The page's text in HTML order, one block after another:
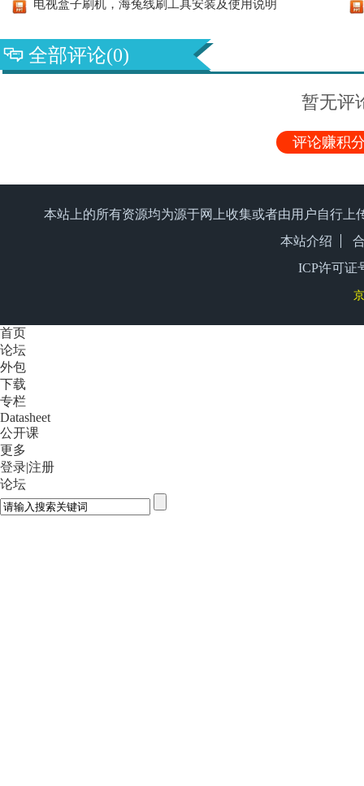
电视盒子刷机，海兔线刷工具安装及使用说明
全部评论(0)
暂无评
评论赚积
本站上的所有资源均为源于网上收集或者由用户自行
本站介绍
ICP许可证
首页
论坛
外包
下载
专栏
Datasheet
公开课
更多
登录|注册
论坛